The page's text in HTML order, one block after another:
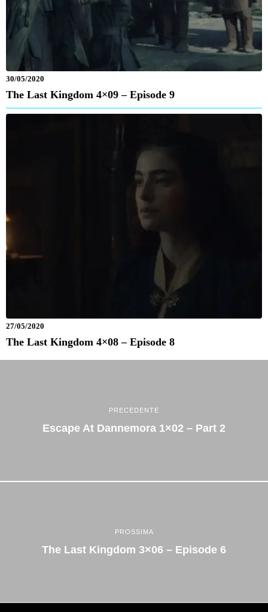
30/05/2020
The Last Kingdom 4×09 – Episode 9
27/05/2020
The Last Kingdom 4×08 – Episode 8
PRECEDENTE
Escape At Dannemora 1×02 – Part 2
PROSSIMA
The Last Kingdom 3×06 – Episode 6